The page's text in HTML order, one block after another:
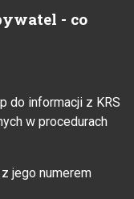
- co
do informacji z KRS
w procedurach
jego numerem